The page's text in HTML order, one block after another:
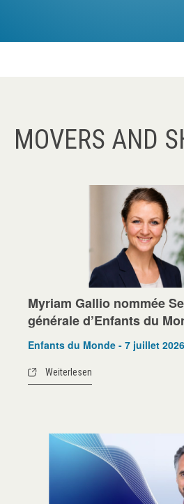
MOVERS AND
Myriam Gallio nommée
générale d’Enfants du
Enfants du Monde - 7 juillet 2026
Weiterlesen